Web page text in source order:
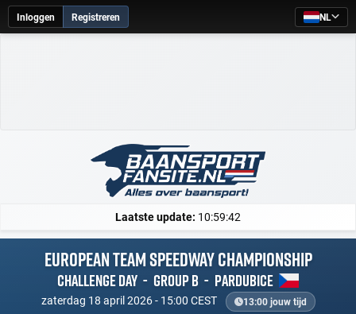
Inloggen Registreren NL
Laatste update: 10:59:42
European Team Speedway Championship
Challenge Day - Group B - Pardubice
zaterdag 18 april 2026 - 15:00 CEST 13:00 jouw tijd